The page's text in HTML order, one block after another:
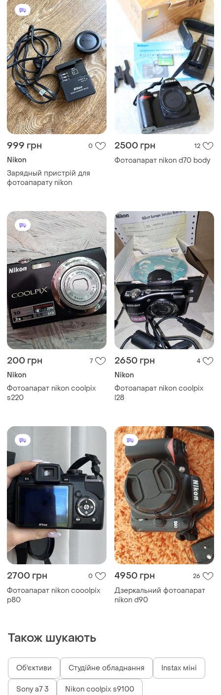
999 грн 0
Nikon
Зарядный пристрій для
фотоапарату nikon
2500 грн 12
Фотоапарат nikon d70 body
200 грн 7
Nikon
Фотоапарат nikon coolpix
s220
2650 грн 4
Nikon
Фотоапарат nikon coolpix
l28
2700 грн 0
Фотоапарат nikon cooolpix
p80
4950 грн 26
Дзеркальний фотоапарат
nikon d90
Також шукають
Об'єктиви Студійне обладнання Instax міні
Sony a7 3 Nikon coolpix s9100